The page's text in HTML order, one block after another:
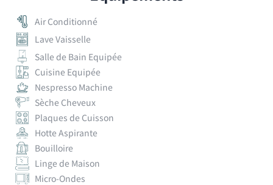
Air Conditionné
Lave Vaisselle
Salle de Bain Equipée
Cuisine Equipée
Nespresso Machine
Sèche Cheveux
Plaques de Cuisson
Hotte Aspirante
Bouilloire
Linge de Maison
Micro-Ondes